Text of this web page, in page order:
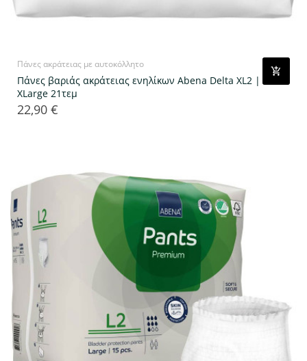
Πάνες ακράτειας με αυτοκόλλητο
Πάνες βαριάς ακράτειας ενηλίκων Abena Delta XL2 |
XLarge 21τεμ
Τιμή
22,90 €